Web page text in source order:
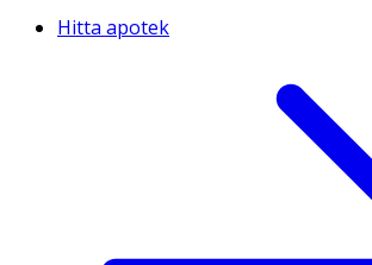
Hitta apotek